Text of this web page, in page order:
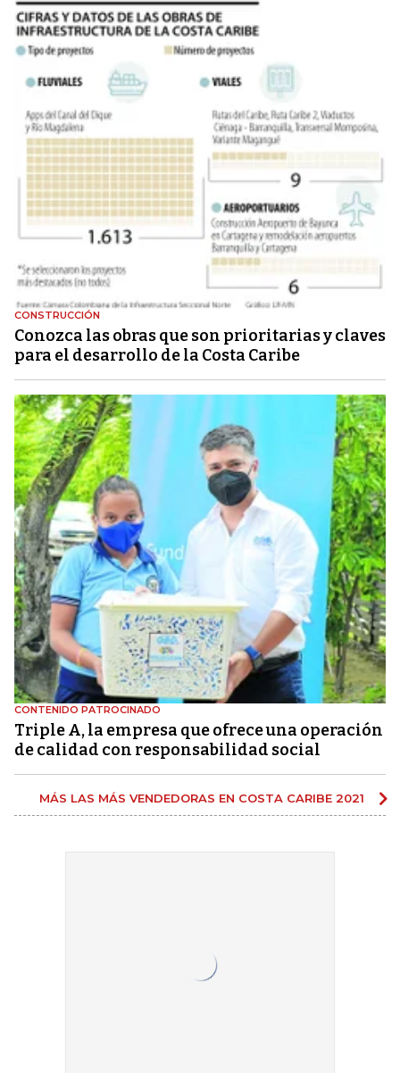
CONSTRUCCIÓN
Conozca las obras que son prioritarias y claves
para el desarrollo de la Costa Caribe
CONTENIDO PATROCINADO
Triple A, la empresa que ofrece una operación
de calidad con responsabilidad social
MÁS LAS MÁS VENDEDORAS EN COSTA CARIBE 2021